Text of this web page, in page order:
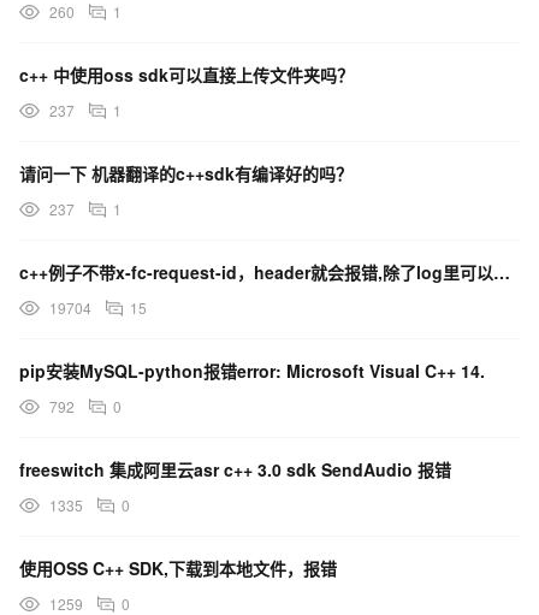
260 1
c++ 中使用oss sdk可以直接上传文件夹吗？
237 1
请问一下 机器翻译的c++sdk有编译好的吗？
237 1
c++例子不带x-fc-request-id，header就会报错,除了log里可以标记，其他用处是
19704 15
pip安装MySQL-python报错error: Microsoft Visual C++ 14.
792 0
freeswitch 集成阿里云asr c++ 3.0 sdk SendAudio 报错
1335 0
使用OSS C++ SDK,下载到本地文件，报错
1259 0